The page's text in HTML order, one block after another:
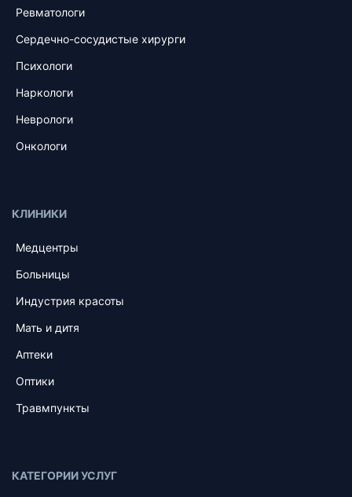
Ревматологи
Сердечно-сосудистые хирурги
Психологи
Наркологи
Неврологи
Онкологи
КЛИНИКИ
Медцентры
Больницы
Индустрия красоты
Мать и дитя
Аптеки
Оптики
Травмпункты
КАТЕГОРИИ УСЛУГ